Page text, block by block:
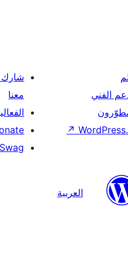
الفني
↗
شارك
معنا
Swag
العربية